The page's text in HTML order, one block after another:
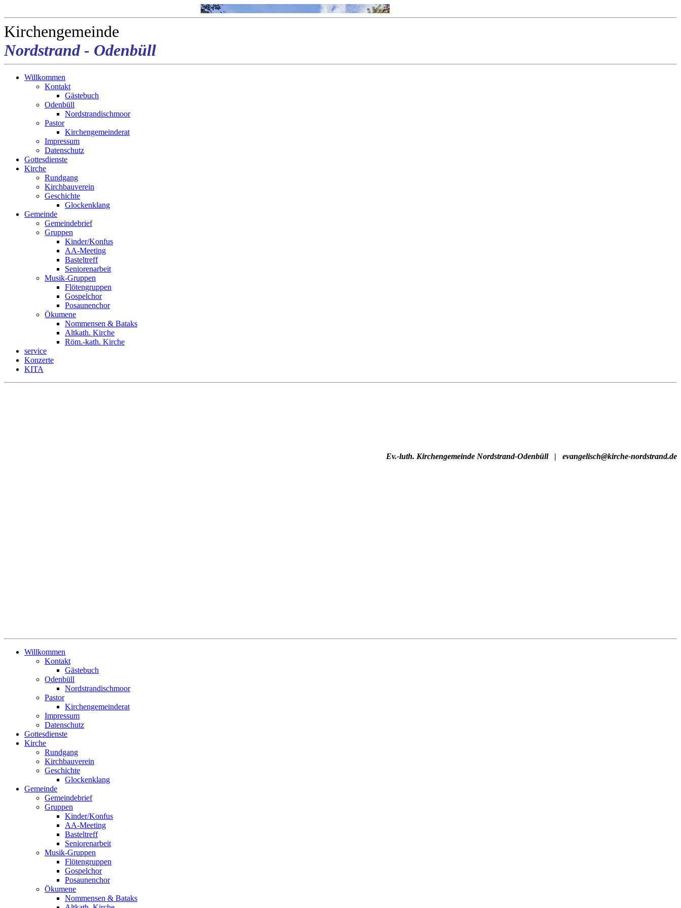
Kirchengemeinde
Nordstrand - Odenbüll
Willkommen
Kontakt
Gästebuch
Odenbüll
Nordstrandischmoor
Pastor
Kirchengemeinderat
Impressum
Datenschutz
Gottesdienste
Kirche
Rundgang
Kirchbauverein
Geschichte
Glockenklang
Gemeinde
Gemeindebrief
Gruppen
Kinder/Konfus
AA-Meeting
Basteltreff
Seniorenarbeit
Musik-Gruppen
Flötengruppen
Gospelchor
Posaunenchor
Ökumene
Nommensen & Bataks
Altkath. Kirche
Röm.-kath. Kirche
service
Konzerte
KITA
Ev.-luth. Kirchengemeinde Nordstrand-Odenbüll| evangelisch@kirche-nordstrand.de
Willkommen
Kontakt
Gästebuch
Odenbüll
Nordstrandischmoor
Pastor
Kirchengemeinderat
Impressum
Datenschutz
Gottesdienste
Kirche
Rundgang
Kirchbauverein
Geschichte
Glockenklang
Gemeinde
Gemeindebrief
Gruppen
Kinder/Konfus
AA-Meeting
Basteltreff
Seniorenarbeit
Musik-Gruppen
Flötengruppen
Gospelchor
Posaunenchor
Ökumene
Nommensen & Bataks